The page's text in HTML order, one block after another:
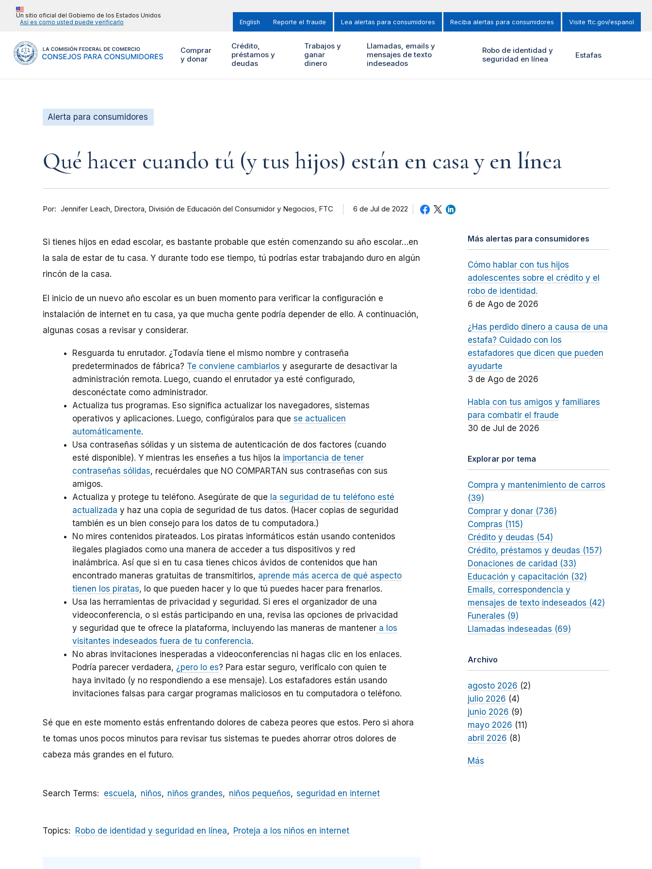
Un sitio oficial del Gobierno de los Estados Unidos
Así es como usted puede verificarlo
English Reporte el fraude Lea alertas para consumidores Reciba alertas para consumidores Visite ftc.gov/espanol
Comprar
y donar
Crédito,
préstamos y
deudas
Trabajos y
ganar
dinero
Llamadas, emails y
mensajes de texto
indeseados
Robo de identidad y
seguridad en línea
Estafas
Alerta para consumidores
Qué hacer cuando tú (y tus hijos) están en casa y en línea
Por Jennifer Leach Directora, División de Educación del Consumidor y Negocios, FTC 6 de Jul de 2022
Si tienes hijos en edad escolar, es bastante probable que estén comenzando su año escolar…en
la sala de estar de tu casa. Y durante todo ese tiempo, tú podrías estar trabajando duro en algún
rincón de la casa.
El inicio de un nuevo año escolar es un buen momento para verificar la configuración e
instalación de internet en tu casa, ya que mucha gente podría depender de ello. A continuación,
algunas cosas a revisar y considerar.
Resguarda tu enrutador. ¿Todavía tiene el mismo nombre y contraseña
predeterminados de fábrica? Te conviene cambiarlos y asegurarte de desactivar la
administración remota. Luego, cuando el enrutador ya esté configurado,
desconéctate como administrador.
Actualiza tus programas. Eso significa actualizar los navegadores, sistemas
operativos y aplicaciones. Luego, configúralos para quese actualicen
automáticamente.
Usa contraseñas sólidas y un sistema de autenticación de dos factores (cuando
esté disponible). Y mientras les enseñes a tus hijos la importancia de tener
contraseñas sólidas, recuérdales que NO COMPARTAN sus contraseñas con sus
amigos.
Actualiza y protege tu teléfono. Asegúrate de que la seguridad de tu teléfono esté
actualizada y haz una copia de seguridad de tus datos. (Hacer copias de seguridad
también es un bien consejo para los datos de tu computadora.)
No mires contenidos pirateados. Los piratas informáticos están usando contenidos
ilegales plagiados como una manera de acceder a tus dispositivos y red
inalámbrica. Así que si en tu casa tienes chicos ávidos de contenidos que han
encontrado maneras gratuitas de transmitirlos, aprende más acerca de qué aspecto
tienen los piratas, lo que pueden hacer y lo que tú puedes hacer para frenarlos.
Usa las herramientas de privacidad y seguridad. Si eres el organizador de una
videoconferencia, o si estás participando en una, revisa las opciones de privacidad
y seguridad que te ofrece la plataforma, incluyendo las maneras de mantener a los
visitantes indeseados fuera de tu conferencia.
No abras invitaciones inesperadas a videoconferencias ni hagas clic en los enlaces.
Podría parecer verdadera, ¿pero lo es? Para estar seguro, verifícalo con quien te
haya invitado (y no respondiendo a ese mensaje). Los estafadores están usando
invitaciones falsas para cargar programas maliciosos en tu computadora o teléfono.
Sé que en este momento estás enfrentando dolores de cabeza peores que estos. Pero si ahora
te tomas unos pocos minutos para revisar tus sistemas te puedes ahorrar otros dolores de
cabeza más grandes en el futuro.
Search Terms escuela niños niños grandes niños pequeños seguridad en internet
Topics Robo de identidad y seguridad en línea Proteja a los niños en internet
Más alertas para consumidores
Cómo hablar con tus hijos
adolescentes sobre el crédito y el
robo de identidad.
6 de Ago de 2026
¿Has perdido dinero a causa de una
estafa? Cuidado con los
estafadores que dicen que pueden
ayudarte
3 de Ago de 2026
Habla con tus amigos y familiares
para combatir el fraude
30 de Jul de 2026
Explorar por tema
Compra y mantenimiento de carros
(39)
Comprar y donar (736)
Compras (115)
Crédito y deudas (54)
Crédito, préstamos y deudas (157)
Donaciones de caridad (33)
Educación y capacitación (32)
Emails, correspondencia y
mensajes de texto indeseados (42)
Funerales (9)
Llamadas indeseadas (69)
Archivo
agosto 2026 (2)
julio 2026 (4)
junio 2026 (9)
mayo 2026 (11)
abril 2026 (8)
Más